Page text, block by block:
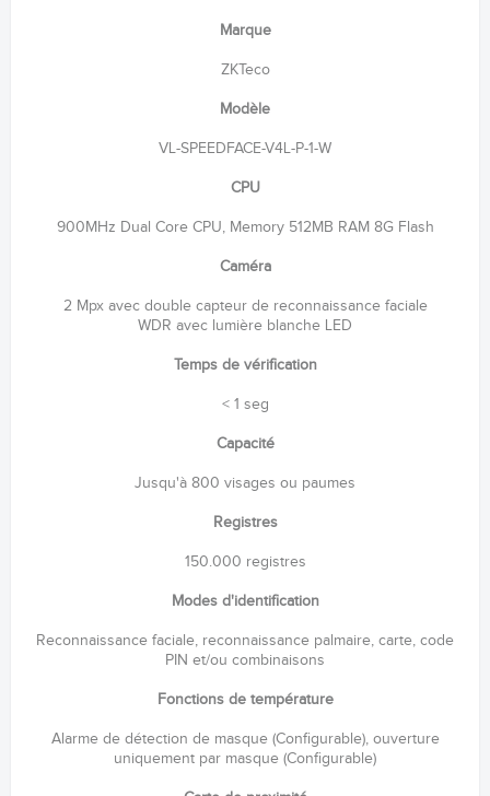
Marque
ZKTeco
Modèle
VL-SPEEDFACE-V4L-P-1-W
CPU
900MHz Dual Core CPU, Memory 512MB RAM 8G Flash
Caméra
2 Mpx avec double capteur de reconnaissance faciale
WDR avec lumière blanche LED
Temps de vérification
< 1 seg
Capacité
Jusqu'à 800 visages ou paumes
Registres
150.000 registres
Modes d'identification
Reconnaissance faciale, reconnaissance palmaire, carte, code
PIN et/ou combinaisons
Fonctions de température
Alarme de détection de masque (Configurable), ouverture
uniquement par masque (Configurable)